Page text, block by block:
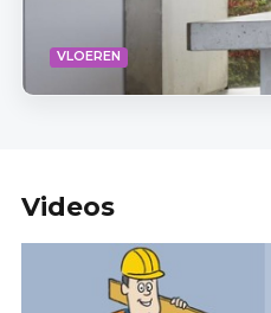
VLOEREN
Videos